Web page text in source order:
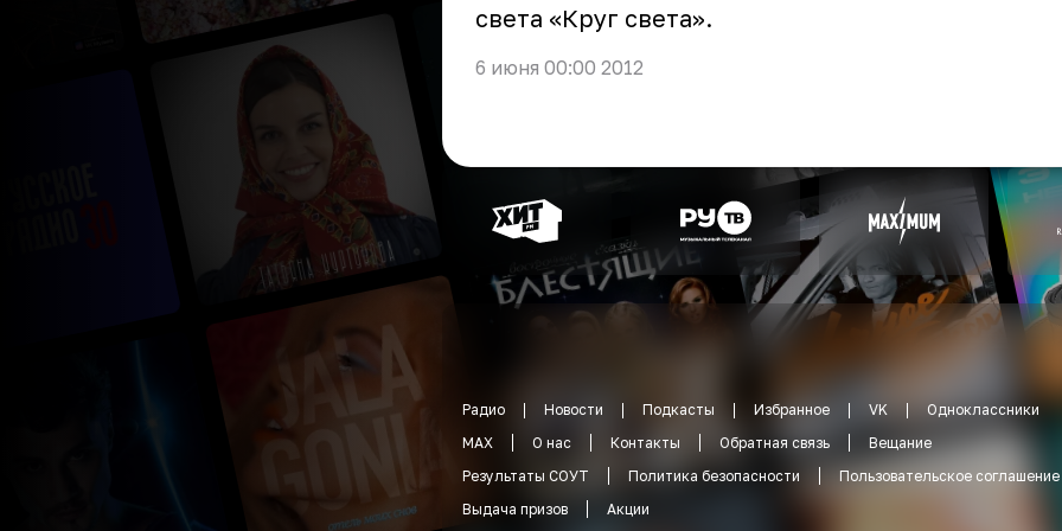
света «Круг света».
6 июня 00:00 2012
Радио Новости Подкасты Избранное VK
Одноклассники
MAX
О нас Контакты Обратная связь
Вещание
Результаты СОУТ
Политика безопасности
Пользовательское соглашение
Выдача призов
Акции